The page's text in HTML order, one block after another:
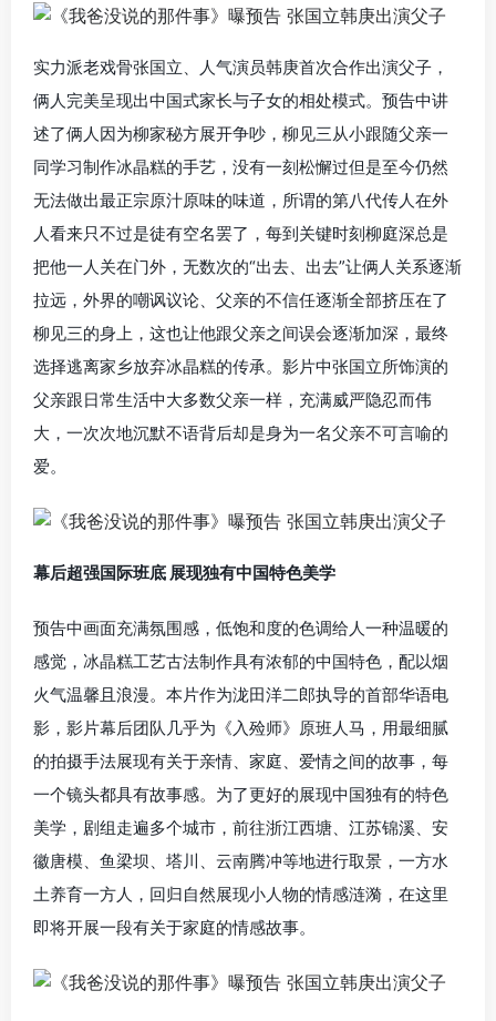
实力派老戏骨张国立、人气演员韩庚首次合作出演父子，
俩人完美呈现出中国式家长与子女的相处模式。预告中讲
述了俩人因为柳家秘方展开争吵，柳见三从小跟随父亲一
同学习制作冰晶糕的手艺，没有一刻松懈过但是至今仍然
无法做出最正宗原汁原味的味道，所谓的第八代传人在外
人看来只不过是徒有空名罢了，每到关键时刻柳庭深总是
把他一人关在门外，无数次的“出去、出去”让俩人关系逐渐
拉远，外界的嘲讽议论、父亲的不信任逐渐全部挤压在了
柳见三的身上，这也让他跟父亲之间误会逐渐加深，最终
选择逃离家乡放弃冰晶糕的传承。影片中张国立所饰演的
父亲跟日常生活中大多数父亲一样，充满威严隐忍而伟
大，一次次地沉默不语背后却是身为一名父亲不可言喻的
爱。
幕后超强国际班底 展现独有中国特色美学
预告中画面充满氛围感，低饱和度的色调给人一种温暖的
感觉，冰晶糕工艺古法制作具有浓郁的中国特色，配以烟
火气温馨且浪漫。本片作为泷田洋二郎执导的首部华语电
影，影片幕后团队几乎为《入殓师》原班人马，用最细腻
的拍摄手法展现有关于亲情、家庭、爱情之间的故事，每
一个镜头都具有故事感。为了更好的展现中国独有的特色
美学，剧组走遍多个城市，前往浙江西塘、江苏锦溪、安
徽唐模、鱼梁坝、塔川、云南腾冲等地进行取景，一方水
土养育一方人，回归自然展现小人物的情感涟漪，在这里
即将开展一段有关于家庭的情感故事。